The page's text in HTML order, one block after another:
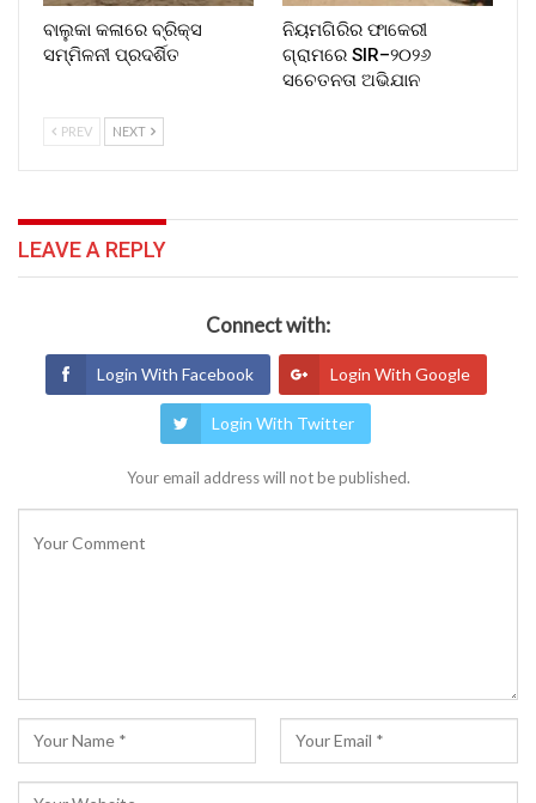
ବାଲୁକା କଳାରେ ବ୍ରିକ୍ସ
ସମ୍ମିଳନୀ ପ୍ରଦର୍ଶିତ
ନିୟମଗିରିର ଫାକେରୀ
ଗ୍ରାମରେ SIR–୨୦୨୬
ସଚେତନତା ଅଭିଯାନ
PREV NEXT
LEAVE A REPLY
Connect with:
Login With Facebook Login With Google
Login With Twitter
Your email address will not be published.